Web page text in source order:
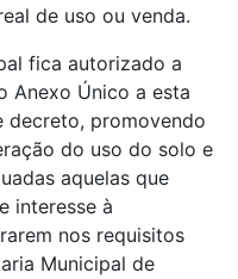
de uso ou venda.
fica autorizado a
Anexo Único a esta
decreto, promovendo
do uso do solo e
aquelas que
interesse à
nos requisitos
Municipal de